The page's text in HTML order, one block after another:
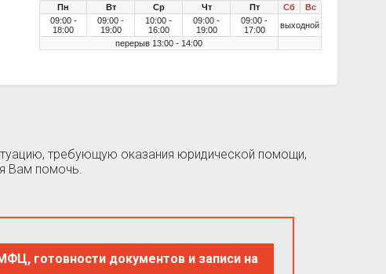
Пн Вт Ср Чт Пт Сб
Вс
09:00 -
18:00
09:00 -
19:00
10:00 -
16:00
09:00 -
19:00
09:00 -
17:00
выходной
перерыв 13:00 - 14:00
требующую оказания юридической помощи,
Вам помочь.
готовности документов и записи на